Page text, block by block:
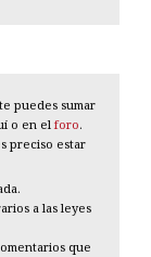
puedes sumar
o en el foro.
preciso estar
a las leyes
que